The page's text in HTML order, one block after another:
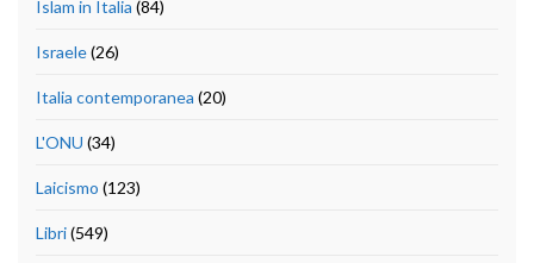
Islam in Italia (84)
Israele(26)
Italia contemporanea (20)
L'ONU (34)
Laicismo (123)
Libri(549)